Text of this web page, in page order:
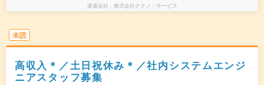
派遣会社 株式会社テクノ・サービス
未読
高収入＊／土日祝休み＊／社内システムエンジ
ニアスタッフ募集